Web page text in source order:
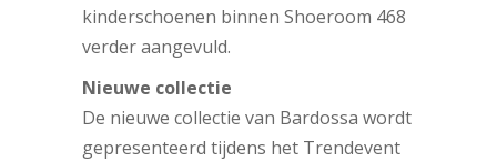
kinderschoenen binnen Shoeroom 468
verder aangevuld.
Nieuwe collectie
De nieuwe collectie van Bardossa wordt
gepresenteerd tijdens het Trendevent